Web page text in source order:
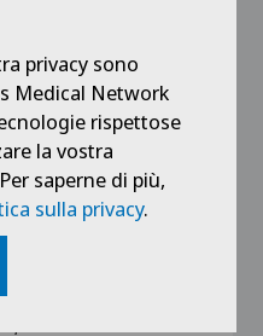
palliative dell’EOC e
In
medico
2013) e con SAM
botulinica
guida in pazienti
privacy sono
Medical Network
rispettose
la vostra
saperne di più,
sulla privacy.